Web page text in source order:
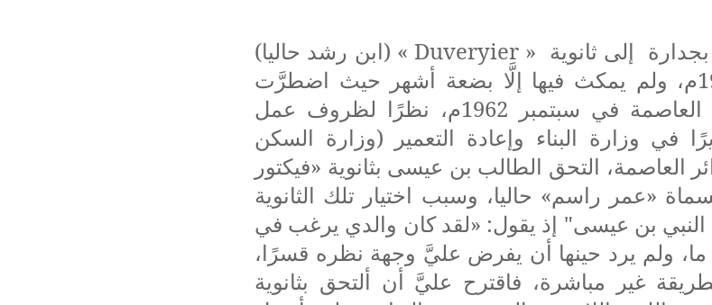
إلى ثانوية « Duveryier » (ابن رشد حاليا)
في مدينة البليدة، سنة 1961م، ولم يمكث فيها إلَّا بضعة أشهر حيث اضطرَّت
العائلة للانتقال إلى الجزائر العاصمة في سبتمبر 1962م، نظرًا لظروف عمل
في وزارة البناء وإعادة التعمير (وزارة السكن
العاصمة، التحق الطالب بن عيسى بثانوية «فيكتور
«عمر راسم» حاليا، وسبب اختيار تلك الثانوية
النبي بن عيسى" إذ يقول: «لقد كان والدي يرغب في
ما، ولم يرد حينها أن يفرض عليَّ وجهة نظره قسرًا،
غير مباشرة، فاقترح عليَّ أن ألتحق بثانوية